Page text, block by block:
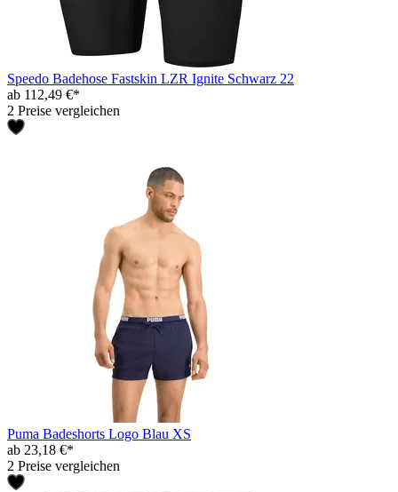
Speedo Badehose Fastskin LZR Ignite Schwarz 22
ab 112,49 €*
2 Preise vergleichen
Puma Badeshorts Logo Blau XS
ab 23,18 €*
2 Preise vergleichen